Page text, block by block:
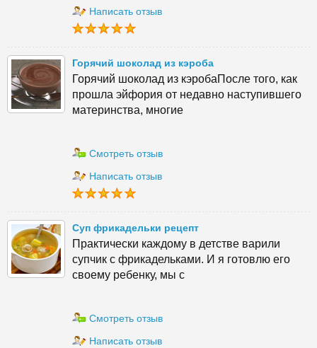
Написать отзыв
Горячий шоколад из кэроба
Горячий шоколад из кэробаПосле того, как
прошла эйфория от недавно наступившего
материнства, многие
Смотреть отзыв
Написать отзыв
Суп фрикадельки рецепт
Практически каждому в детстве варили
супчик с фрикадельками. И я готовлю его
своему ребенку, мы с
Смотреть отзыв
Написать отзыв